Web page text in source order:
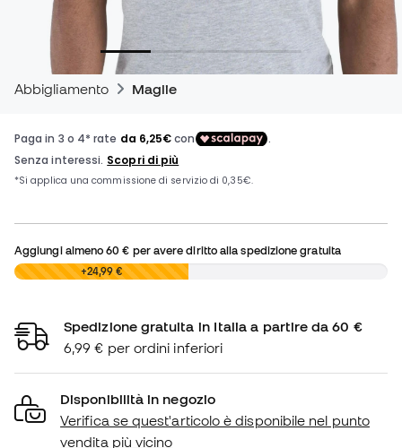
Abbigliamento Maglie
Aggiungi almeno60 € per avere diritto alla spedizione gratuita
0,00 € +24,99 €
Spedizione gratuita in Italia a partire da 60 €
6,99 € per ordini inferiori
Disponibilità in negozio
Verifica se quest'articolo è disponibile nel punto
vendita più vicino